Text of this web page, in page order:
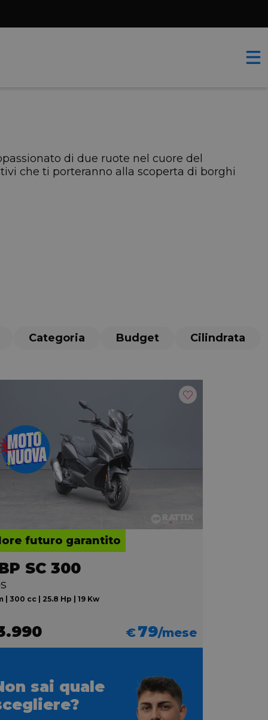
di due ruote nel cuore del
che ti porteranno alla scoperta di borghi
Categoria Budget Cilindrata
futuro garantito
SC 300
| 300 cc | 25.8 Hp | 19 Kw
€79/mese
sai quale